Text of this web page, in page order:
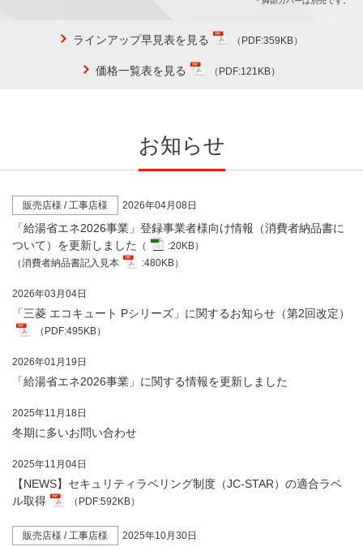
ラインアップ早見表を見る （PDF:359KB）
価格一覧表を見る （PDF:121KB）
お知らせ
販売店様 / 工事店様 2026年04月08日
「給湯省エネ2026事業」登録事業者様向け情報（消費者納品書に
ついて）を更新しました
（
:20KB）
（消費者納品書記入見本
:480KB）
2026年03月04日
「三菱 エコキュート Pシリーズ」に関するお知らせ（第2回改定）
（PDF:495KB）
2026年01月19日
「給湯省エネ2026事業」に関する情報を更新しました
2025年11月18日
冬期に多いお問い合わせ
2025年11月04日
【NEWS】セキュリティラベリング制度（JC-STAR）の適合ラベ
ル取得
（PDF:592KB）
販売店様 / 工事店様 2025年10月30日